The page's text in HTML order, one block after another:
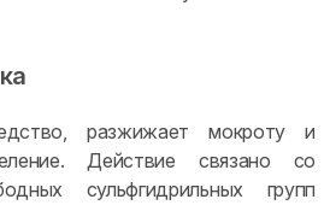
разжижает мокроту и
Действие связано со
сульфгидрильных групп